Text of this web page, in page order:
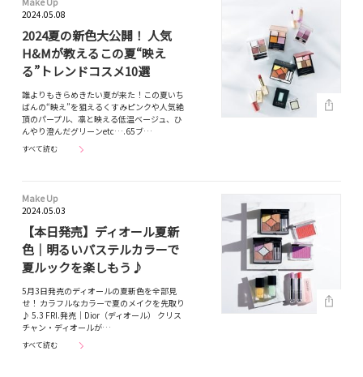
2024.05.08
2024夏の新色大公開！ 人気
H&Mが教えるこの夏“映え
る”トレンドコスメ10選
誰よりもきらめきたい夏が来た！この夏いち
ばんの“映え”を狙えるくすみピンクや人気絶
頂のパープル、凛と映える低温ベージュ、ひ
んやり澄んだグリーンetc….65ブ…
すべて読む
Make Up
2024.05.03
【本日発売】ディオール夏新
色｜明るいパステルカラーで
夏ルックを楽しもう♪
5月3日発売のディオールの夏新色を全部見
せ！ カラフルなカラーで夏のメイクを先取り
♪ 5.3 FRI.発売｜Dior（ディオール） クリス
チャン・ディオールが…
すべて読む